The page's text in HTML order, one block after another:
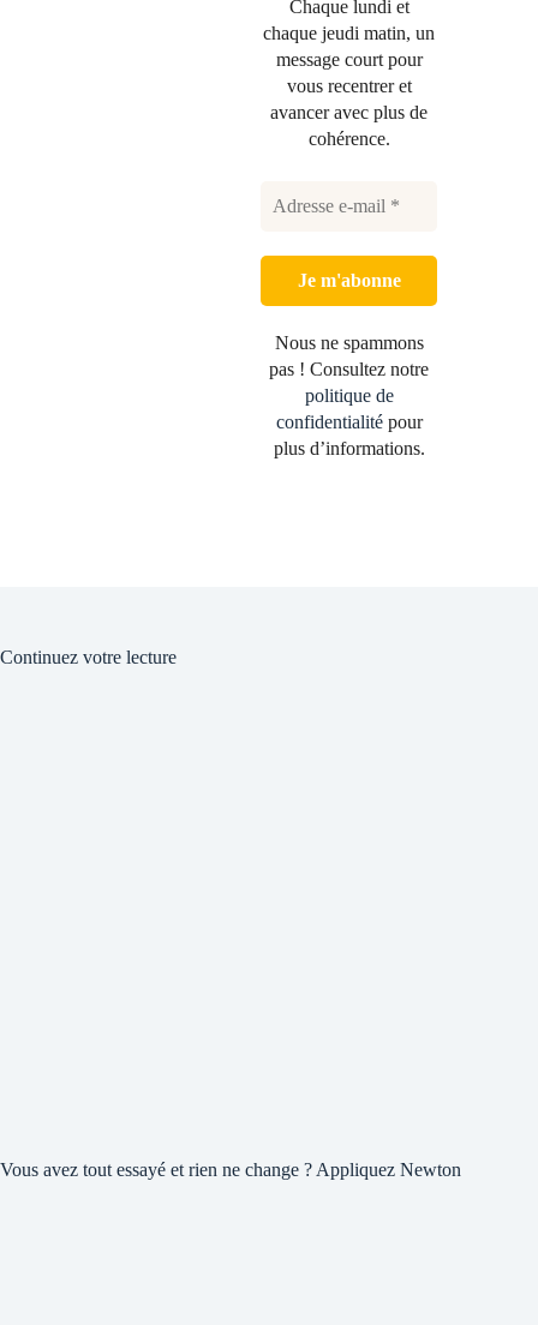
Chaque lundi et
chaque jeudi matin, un
message court pour
vous recentrer et
avancer avec plus de
cohérence.
Nous ne spammons
pas ! Consultez notre
politique de
confidentialitépour
plus d’informations.
Continuez votre lecture
Vous avez tout essayé et rien ne change ? Appliquez Newton